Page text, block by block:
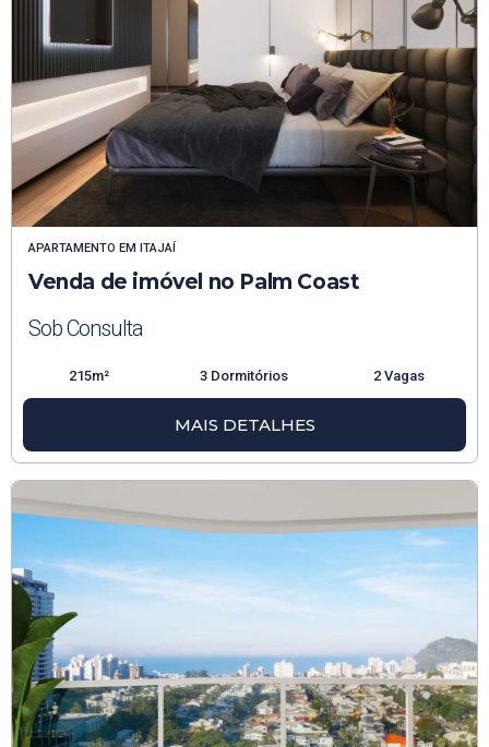
APARTAMENTO EM ITAJAÍ
Venda de imóvel no Palm Coast
Sob Consulta
215m² 3 Dormitórios 2 Vagas
MAIS DETALHES